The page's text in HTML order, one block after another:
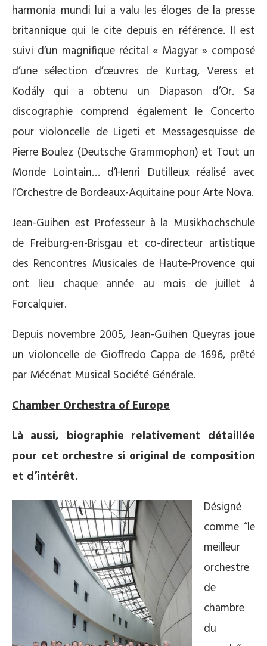
harmonia mundi lui a valu les éloges de la presse
britannique qui le cite depuis en référence. Il est
suivi d’un magnifique récital « Magyar » composé
d’une sélection d’œuvres de Kurtag, Veress et
Kodály qui a obtenu un Diapason d’Or. Sa
discographie comprend également le Concerto
pour violoncelle de Ligeti et Messagesquisse de
Pierre Boulez (Deutsche Grammophon) et Tout un
Monde Lointain… d’Henri Dutilleux réalisé avec
l’Orchestre de Bordeaux-Aquitaine pour Arte Nova.
Jean-Guihen est Professeur à la Musikhochschule
de Freiburg-en-Brisgau et co-directeur artistique
des Rencontres Musicales de Haute-Provence qui
ont lieu chaque année au mois de juillet à
Forcalquier.
Depuis novembre 2005, Jean-Guihen Queyras joue
un violoncelle de Gioffredo Cappa de 1696, prêté
par Mécénat Musical Société Générale.
Chamber Orchestra of Europe
Là aussi, biographie relativement détaillée
pour cet orchestre si original de composition
et d’intérêt.
Désigné
comme “le
meilleur
orchestre
de
chambre
du